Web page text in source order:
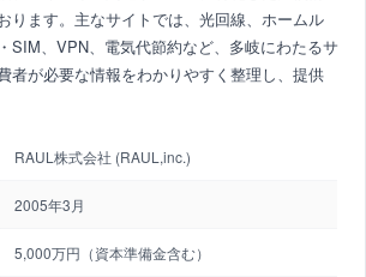
ります。主なサイトでは、光回線、ホームル
SIM、VPN、電気代節約など、多岐にわたるサ
者が必要な情報をわかりやすく整理し、提供
RAUL株式会社 (RAUL,inc.)
2005年3月
5,000万円（資本準備金含む）